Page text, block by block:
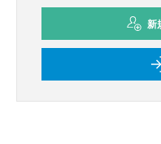
新